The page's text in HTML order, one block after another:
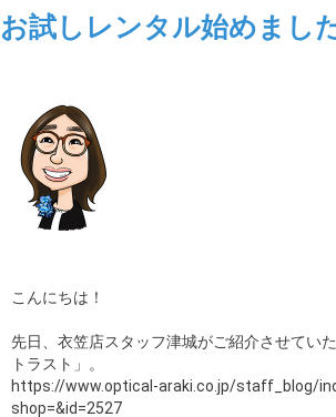
お試しレンタル始めまし
こんにちは！
先日、衣笠店スタッフ津城がご紹介させてい
トラスト」。
https://www.optical-araki.co.jp/staff_blog/
shop=&id=2527